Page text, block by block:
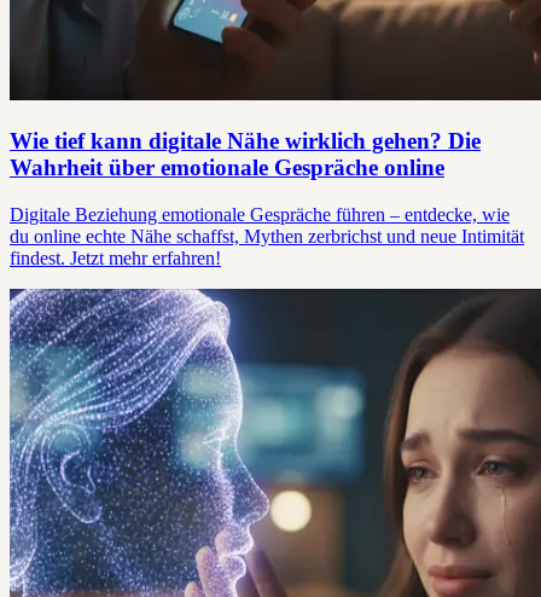
Wie tief kann digitale Nähe wirklich gehen? Die
Wahrheit über emotionale Gespräche online
Digitale Beziehung emotionale Gespräche führen – entdecke, wie
du online echte Nähe schaffst, Mythen zerbrichst und neue Intimität
findest. Jetzt mehr erfahren!